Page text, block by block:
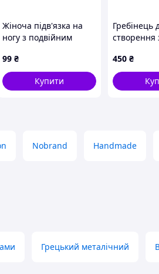
Жіноча підв'язка на
ногу з подвійним
перлиною, Білий
99 ₴
Купити
Гребінець
створення
намистин
450 ₴
Nobrand Handmade
Грецький металічний